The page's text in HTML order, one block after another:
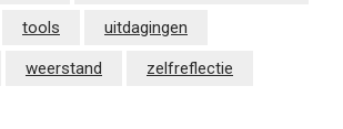
tools uitdagingen
weerstand zelfreflectie